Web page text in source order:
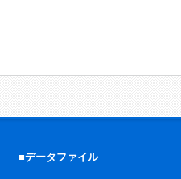
■データファイル